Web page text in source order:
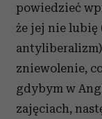
powiedzieć
że jej nie lubię
zniewolenie,
gdybym w
zajęciach,